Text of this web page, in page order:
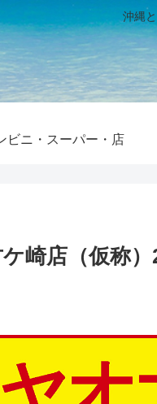
沖縄
ビニ・スーパー・店
崎店（仮称